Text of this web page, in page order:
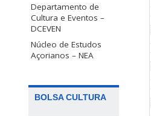
Departamento de
Cultura e Eventos –
DCEVEN
Núcleo de Estudos
Açorianos – NEA
BOLSA CULTURA